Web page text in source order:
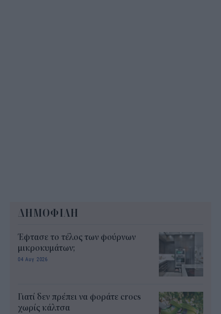
ΔΗΜΟΦΙΛΗ
Έφτασε το τέλος των φούρνων
μικροκυμάτων;
04 Αυγ 2026
Γιατί δεν πρέπει να φοράτε crocs
χωρίς κάλτσα